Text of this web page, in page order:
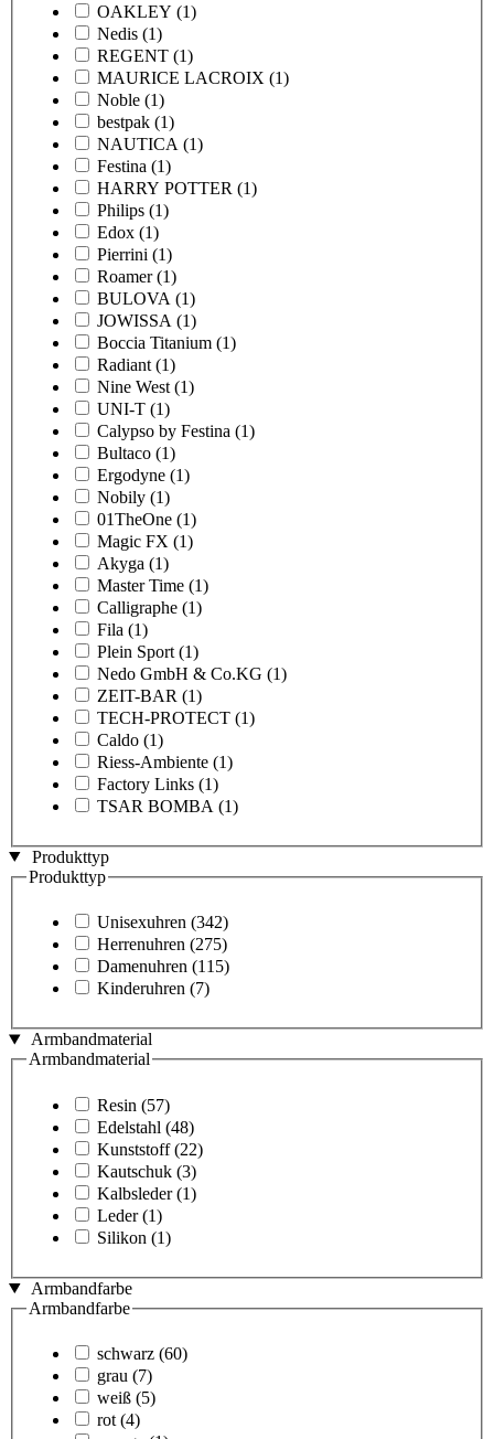
OAKLEY (1)
Nedis (1)
REGENT (1)
MAURICE LACROIX (1)
Noble (1)
bestpak (1)
NAUTICA (1)
Festina (1)
HARRY POTTER (1)
Philips (1)
Edox (1)
Pierrini (1)
Roamer (1)
BULOVA (1)
JOWISSA (1)
Boccia Titanium (1)
Radiant (1)
Nine West (1)
UNI-T (1)
Calypso by Festina (1)
Bultaco (1)
Ergodyne (1)
Nobily (1)
01TheOne (1)
Magic FX (1)
Akyga (1)
Master Time (1)
Calligraphe (1)
Fila (1)
Plein Sport (1)
Nedo GmbH & Co.KG (1)
ZEIT-BAR (1)
TECH-PROTECT (1)
Caldo (1)
Riess-Ambiente (1)
Factory Links (1)
TSAR BOMBA (1)
Produkttyp
Produkttyp
Unisexuhren (342)
Herrenuhren (275)
Damenuhren (115)
Kinderuhren (7)
Armbandmaterial
Armbandmaterial
Resin (57)
Edelstahl (48)
Kunststoff (22)
Kautschuk (3)
Kalbsleder (1)
Leder (1)
Silikon (1)
Armbandfarbe
Armbandfarbe
schwarz (60)
grau (7)
weiß (5)
rot (4)